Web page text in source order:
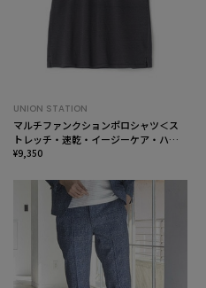
UNION STATION
マルチファンクションポロシャツ＜ス
トレッチ・速乾・イージーケア・ハン
ドウォッシャブル・UVカット・ 抗菌・
¥9,350